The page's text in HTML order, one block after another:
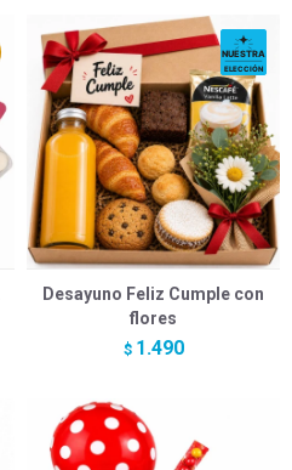
Desayuno Feliz Cumple con
flores
$ 1.490